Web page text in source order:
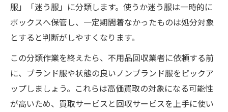
服」「迷う服」に分類します。使うか迷う服は一時的に
ボックスへ保管し、一定期間着なかったものは処分対象
とすると判断がしやすくなります。
この分類作業を終えたら、不用品回収業者に依頼する前
に、ブランド服や状態の良いノンブランド服をピックア
ップしましょう。これらは高価買取の対象になる可能性
が高いため、買取サービスと回収サービスを上手に使い